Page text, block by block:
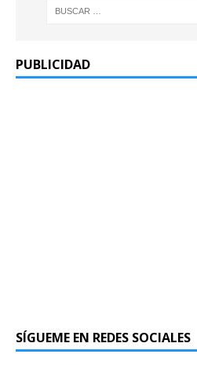
PUBLICIDAD
SÍGUEME EN REDES SOCIALES